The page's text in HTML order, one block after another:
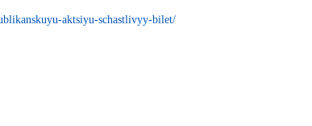
aktsiyu-schastlivyy-bilet/